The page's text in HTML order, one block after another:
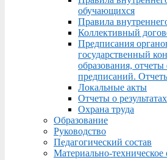
обучающихся
Правила
Коллективный
Предписания
государственный
образования,
предписаний.
Локальные акты
Отчеты о
Охрана труда
Образование
Руководство
Педагогический состав
Материально-техническое